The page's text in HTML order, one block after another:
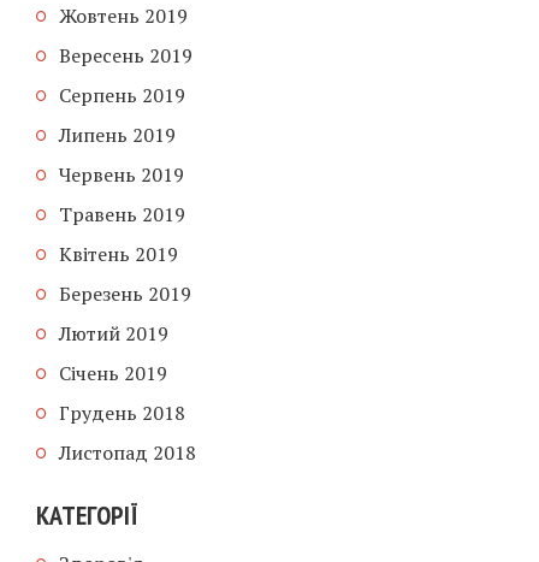
Жовтень 2019
Вересень 2019
Серпень 2019
Липень 2019
Червень 2019
Травень 2019
Квітень 2019
Березень 2019
Лютий 2019
Січень 2019
Грудень 2018
Листопад 2018
КАТЕГОРІЇ